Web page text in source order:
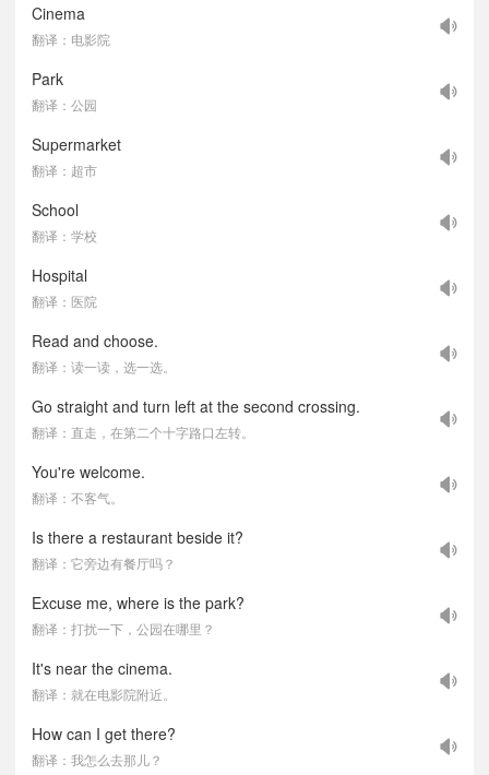
Cinema
翻译：电影院
Park
翻译：公园
Supermarket
翻译：超市
School
翻译：学校
Hospital
翻译：医院
Read and choose.
翻译：读一读，选一选。
Go straight and turn left at the second crossing.
翻译：直走，在第二个十字路口左转。
You're welcome.
翻译：不客气。
Is there a restaurant beside it?
翻译：它旁边有餐厅吗？
Excuse me, where is the park?
翻译：打扰一下，公园在哪里？
It's near the cinema.
翻译：就在电影院附近。
How can I get there?
翻译：我怎么去那儿？